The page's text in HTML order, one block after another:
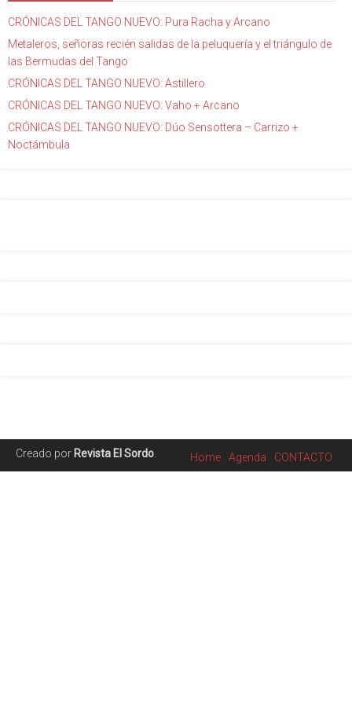
CRÓNICAS DEL TANGO NUEVO: Pura Racha y Arcano
Metaleros, señoras recién salidas de la peluquería y el triángulo de
las Bermudas del Tango
CRÓNICAS DEL TANGO NUEVO: Astillero
CRÓNICAS DEL TANGO NUEVO: Vaho + Arcano
CRÓNICAS DEL TANGO NUEVO: Dúo Sensottera – Carrizo +
Noctámbula
Creado por Revista El Sordo Home Agenda CONTACTO